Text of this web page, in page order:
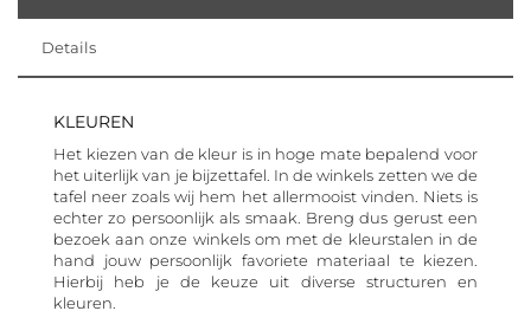
Details
KLEUREN
Het kiezen van de kleur is in hoge mate bepalend voor
het uiterlijk van je bijzettafel. In de winkels zetten we de
tafel neer zoals wij hem het allermooist vinden. Niets is
echter zo persoonlijk als smaak. Breng dus gerust een
bezoek aan onze winkels om met de kleurstalen in de
hand jouw persoonlijk favoriete materiaal te kiezen.
Hierbij heb je de keuze uit diverse structuren en
kleuren.